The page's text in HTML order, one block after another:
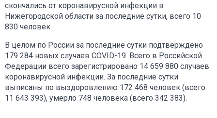
скончались от коронавирусной инфекции в
Нижегородской области за последние сутки, всего 10
830 человек.
В целом по России за последние сутки подтверждено
179 284 новых случаев COVID-19. Всего в Российской
Федерации всего зарегистрировано 14 659 880 случаев
коронавирусной инфекции. За последние сутки
выписаны по выздоровлению 172 468 человек (всего
11 643 393), умерло 748 человека (всего 342 383).